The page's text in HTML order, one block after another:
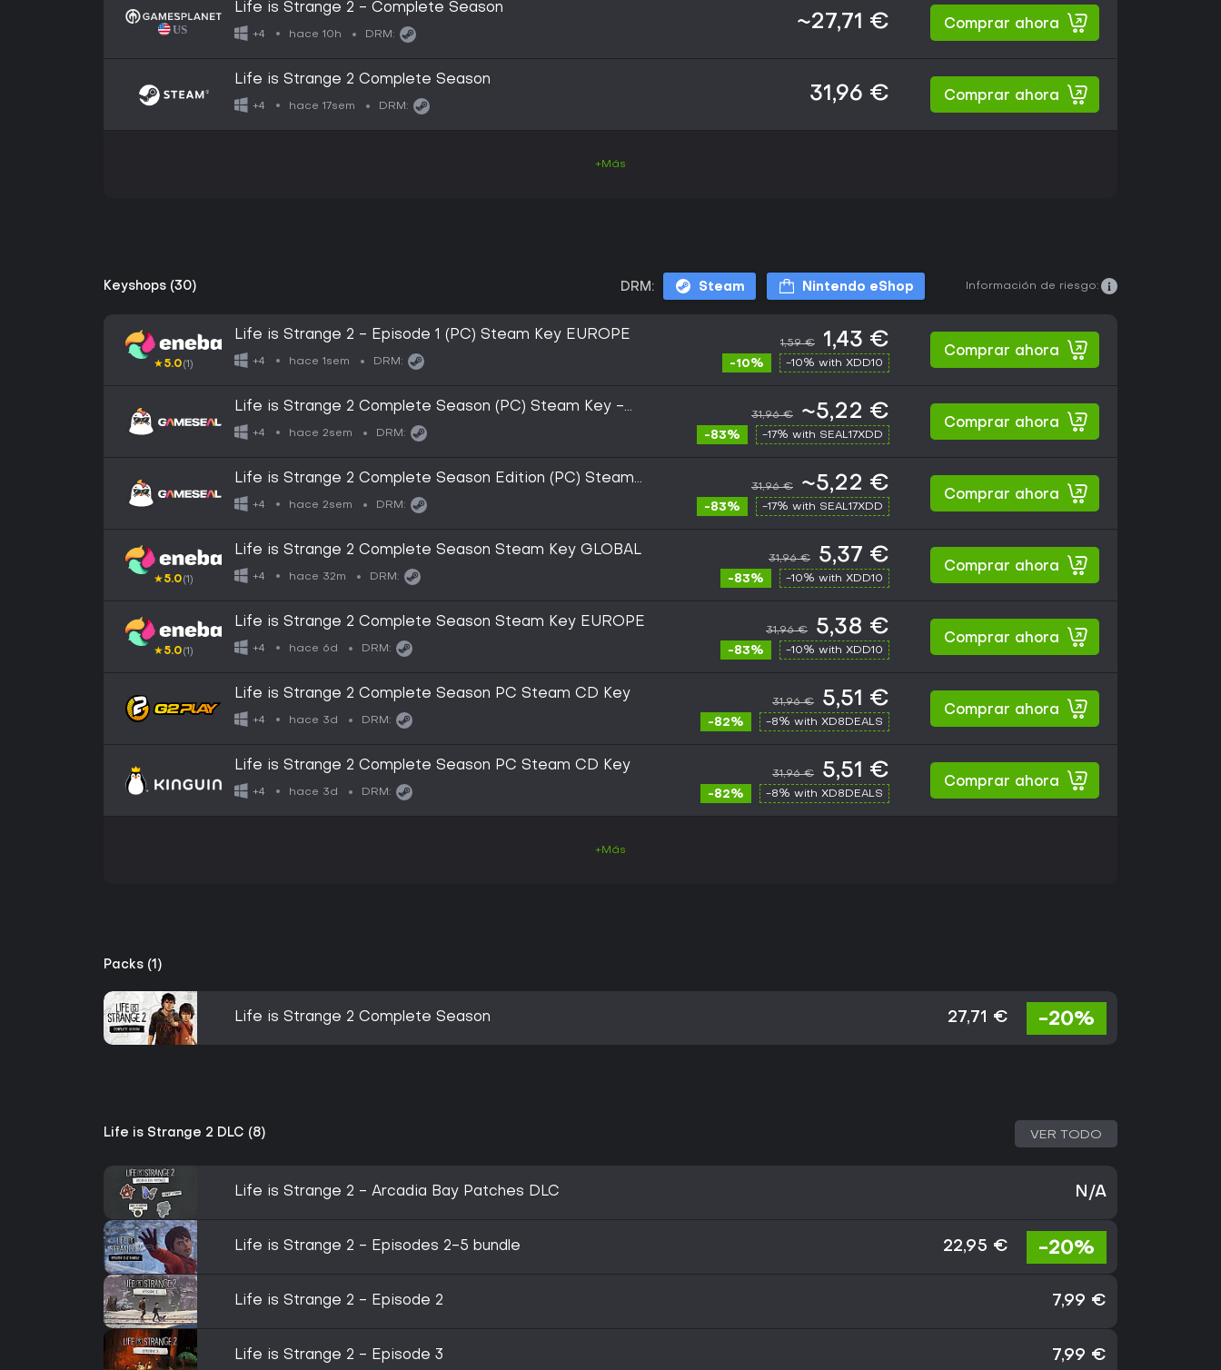
Life is Strange 2 - Complete Season
+4 hace 10h DRM:
~27,71 € Comprar ahora
Life is Strange 2 Complete Season
+4 hace 17sem DRM:
31,96 € Comprar ahora
+Más
Keyshops (30) DRM: Steam Nintendo eShop Información de riesgo:
★5.0(1)
Life is Strange 2 - Episode 1 (PC) Steam Key EUROPE
+4 hace 1sem DRM:
1,59 € 1,43 €
-10% -10% with XDD10
Comprar ahora
Life is Strange 2 Complete Season (PC) Steam Key -
GLOBAL
+4 hace 2sem DRM:
31,96 € ~5,22 €
-83% -17% with SEAL17XDD
Comprar ahora
Life is Strange 2 Complete Season Edition (PC) Steam
Key - EU
+4 hace 2sem DRM:
31,96 € ~5,22 €
-83% -17% with SEAL17XDD
Comprar ahora
★5.0(1)
Life is Strange 2 Complete Season Steam Key GLOBAL
+4 hace 32m DRM:
31,96 € 5,37 €
-83% -10% with XDD10
Comprar ahora
★5.0(1)
Life is Strange 2 Complete Season Steam Key EUROPE
+4 hace 6d DRM:
31,96 € 5,38 €
-83% -10% with XDD10
Comprar ahora
Life is Strange 2 Complete Season PC Steam CD Key
+4 hace 3d DRM:
31,96 € 5,51 €
-82% -8% with XD8DEALS
Comprar ahora
Life is Strange 2 Complete Season PC Steam CD Key
+4 hace 3d DRM:
31,96 € 5,51 €
-82% -8% with XD8DEALS
Comprar ahora
+Más
Packs (1)
Life is Strange 2 Complete Season 27,71 € -20%
Life is Strange 2 DLC (8) VER TODO
Life is Strange 2 - Arcadia Bay Patches DLC N/A
Life is Strange 2 - Episodes 2-5 bundle 22,95 € -20%
Life is Strange 2 - Episode 2 7,99 €
Life is Strange 2 - Episode 3 7,99 €